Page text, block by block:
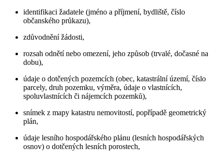
identifikaci žadatele (jméno a příjmení, bydliště, číslo
občanského průkazu),
zdůvodnění žádosti,
rozsah odnětí nebo omezení, jeho způsob (trvalé, dočasné na
dobu),
údaje o dotčených pozemcích (obec, katastrální území, číslo
parcely, druh pozemku, výměra, údaje o vlastnících,
spoluvlastnících či nájemcích pozemků),
snímek z mapy katastru nemovitostí, popřípadě geometrický
plán,
údaje lesního hospodářského plánu (lesních hospodářských
osnov) o dotčených lesních porostech,